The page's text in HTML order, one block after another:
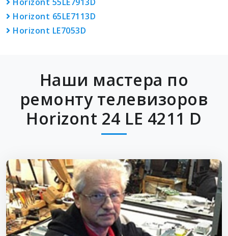
Horizont 65LE7113D
Horizont LE7053D
Наши мастера по
ремонту телевизоров
Horizont 24 LE 4211 D